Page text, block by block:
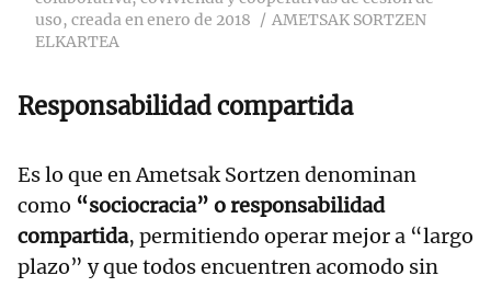
uso, creada en enero de 2018
AMETSAK SORTZEN
ELKARTEA
Responsabilidad compartida
Es lo que en Ametsak Sortzen denominan
como “sociocracia” o responsabilidad
compartida, permitiendo operar mejor a “largo
plazo” y que todos encuentren acomodo sin